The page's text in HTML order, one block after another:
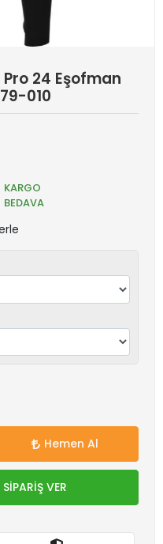
24 Eşofman
010
KARGO
BEDAVA
Hemen Al
VER